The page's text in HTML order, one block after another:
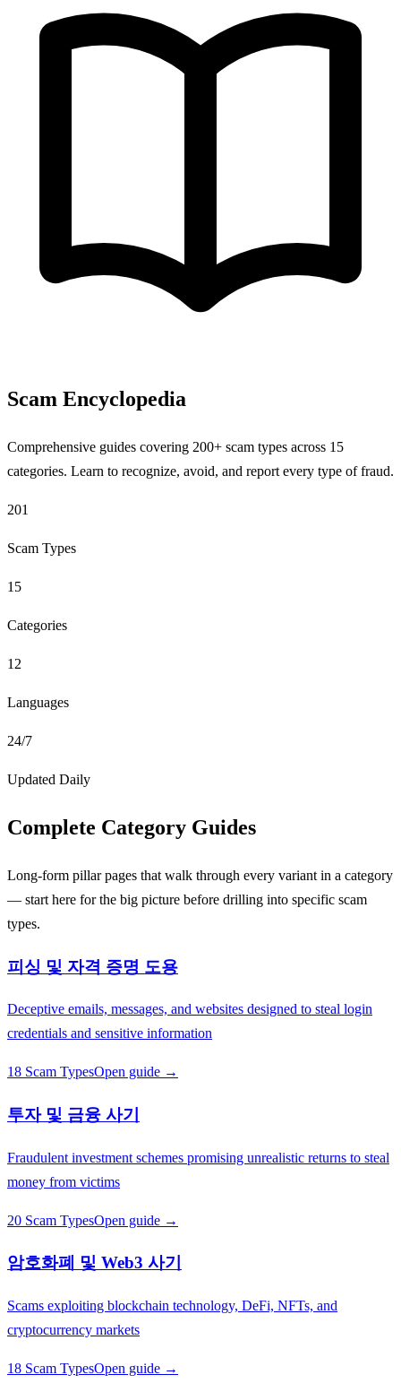
Scam Encyclopedia
Comprehensive guides covering 200+ scam types across 15
categories. Learn to recognize, avoid, and report every type of fraud.
201
Scam Types
15
Categories
12
Languages
24/7
Updated Daily
Complete Category Guides
Long-form pillar pages that walk through every variant in a category
— start here for the big picture before drilling into specific scam
types.
피싱 및 자격 증명 도용
Deceptive emails, messages, and websites designed to steal login
credentials and sensitive information
18 Scam TypesOpen guide →
투자 및 금융 사기
Fraudulent investment schemes promising unrealistic returns to steal
money from victims
20 Scam TypesOpen guide →
암호화폐 및 Web3 사기
Scams exploiting blockchain technology, DeFi, NFTs, and
cryptocurrency markets
18 Scam TypesOpen guide →